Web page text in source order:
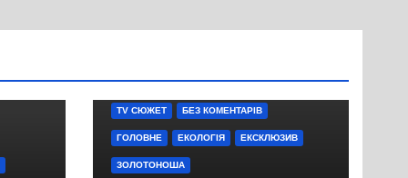
TV СЮЖЕТ БЕЗ КОМЕНТАРІВ
ГОЛОВНЕ ЕКОЛОГІЯ ЕКСКЛЮЗИВ
ЗОЛОТОНОША